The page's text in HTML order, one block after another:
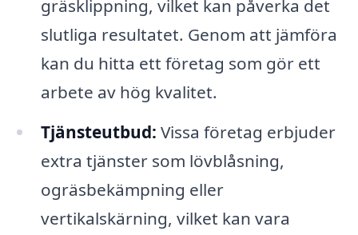
gräsklippning, vilket kan påverka det
slutliga resultatet. Genom att jämföra
kan du hitta ett företag som gör ett
arbete av hög kvalitet.
Tjänsteutbud: Vissa företag erbjuder
extra tjänster som lövblåsning,
ogräsbekämpning eller
vertikalskärning, vilket kan vara